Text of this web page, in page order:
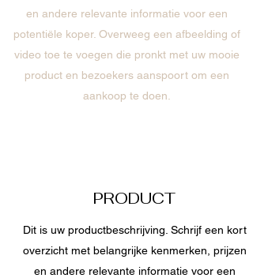
en andere relevante informatie voor een
potentiële koper. Overweeg een afbeelding of
video toe te voegen die pronkt met uw mooie
product en bezoekers aanspoort om een
aankoop te doen.
PRODUCT
Dit is uw productbeschrijving. Schrijf een kort
overzicht met belangrijke kenmerken, prijzen
en andere relevante informatie voor een